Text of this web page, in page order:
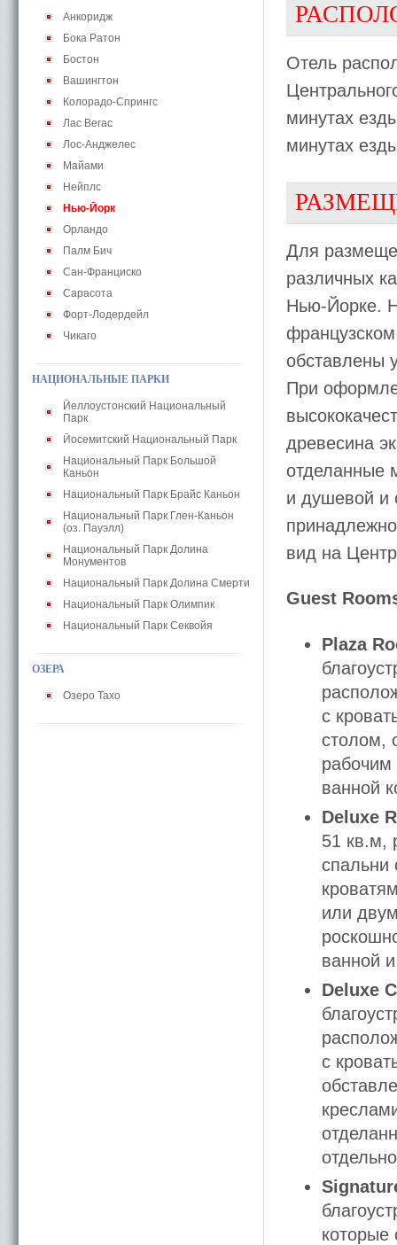
Анкоридж
Бока Ратон
Бостон
Вашингтон
Колорадо-Спрингс
Лас Вегас
Лос-Анджелес
Майами
Нейплс
Нью-Йорк
Орландо
Палм Бич
Сан-Франциско
Сарасота
Форт-Лодердейл
Чикаго
НАЦИОНАЛЬНЫЕ ПАРКИ
Йеллоустонский Национальный
Парк
Йосемитский Национальный Парк
Национальный Парк Большой
Каньон
Национальный Парк Брайс Каньон
Национальный Парк Глен-Каньон
(оз. Пауэлл)
Национальный Парк Долина
Монументов
Национальный Парк Долина Смерти
Национальный Парк Олимпик
Национальный Парк Секвойя
ОЗЕРА
Озеро Тахо
Отель
минутах
минутах
Для
различных
Нью-Йорке.
обставлены
При
древесина
отделанные
и душевой и
вид на
Guest
Plaza
с
столом,
ванной
Deluxe
51 кв.м,
спальни
или
ванной
Deluxe
с
которые